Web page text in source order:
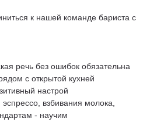
к нашей команде бариста с
речь без ошибок обязательна
с открытой кухней
настрой
взбивания молока,
- научим